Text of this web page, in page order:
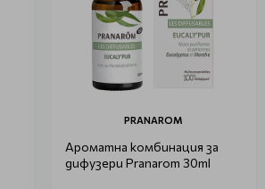
PRANAROM
Ароматна комбинация за
дифузери Pranarom 30ml